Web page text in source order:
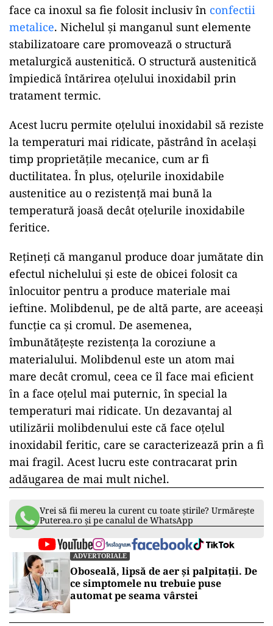
face ca inoxul sa fie folosit inclusiv în confectii
metalice. Nichelul și manganul sunt elemente
stabilizatoare care promovează o structură
metalurgică austenitică. O structură austenitică
împiedică întărirea oțelului inoxidabil prin
tratament termic.
Acest lucru permite oțelului inoxidabil să reziste
la temperaturi mai ridicate, păstrând în același
timp proprietățile mecanice, cum ar fi
ductilitatea. În plus, oțelurile inoxidabile
austenitice au o rezistență mai bună la
temperatură joasă decât oțelurile inoxidabile
feritice.
Rețineți că manganul produce doar jumătate din
efectul nichelului și este de obicei folosit ca
înlocuitor pentru a produce materiale mai
ieftine. Molibdenul, pe de altă parte, are aceeași
funcție ca și cromul. De asemenea,
îmbunătățește rezistența la coroziune a
materialului. Molibdenul este un atom mai
mare decât cromul, ceea ce îl face mai eficient
în a face oțelul mai puternic, în special la
temperaturi mai ridicate. Un dezavantaj al
utilizării molibdenului este că face oțelul
inoxidabil feritic, care se caracterizează prin a fi
mai fragil. Acest lucru este contracarat prin
adăugarea de mai mult nichel.
Vrei să fii mereu la curent cu toate știrile? Urmărește
Puterea.ro și pe canalul de WhatsApp
ADVERTORIALE
Oboseală, lipsă de aer și palpitații. De
ce simptomele nu trebuie puse
automat pe seama vârstei